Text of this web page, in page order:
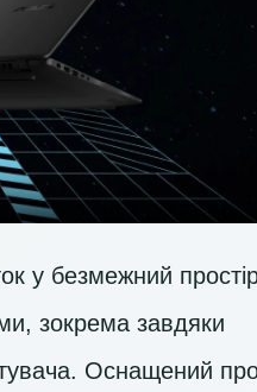
у безмежний
зокрема завдяки
Оснащений